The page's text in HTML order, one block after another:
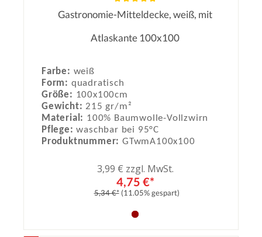
Durchschnittliche Bewertung von
Gastronomie-Mitteldecke, weiß, mit
Atlaskante 100x100
Farbe: weiß
Form: quadratisch
Größe: 100x100cm
Gewicht:215 gr/m²
Material: 100% Baumwolle-Vollzwirn
Pflege:waschbar bei 95°C
Produktnummer: GTwmA100x100
3,99 € zzgl. MwSt.
4,75 €*
5,34 €* (11.05% gespart)